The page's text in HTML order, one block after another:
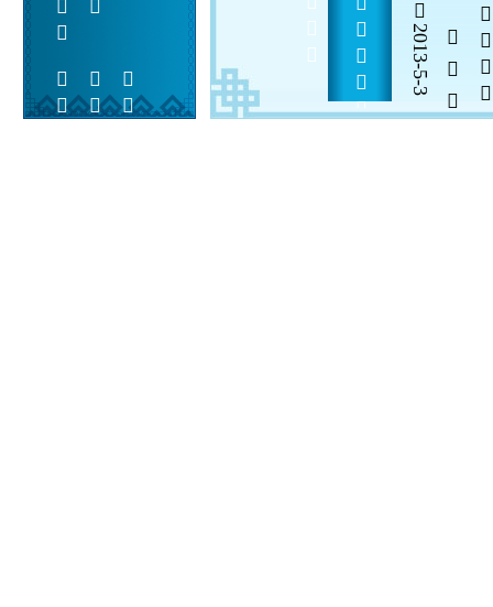
  
2013-5-3  